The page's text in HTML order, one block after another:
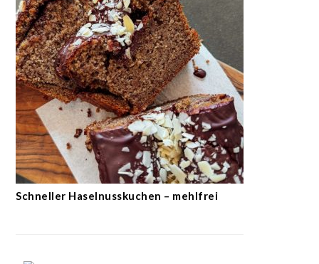
Schneller Haselnusskuchen – mehlfrei